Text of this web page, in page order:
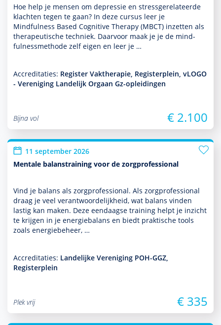
Hoe help je mensen om depres­sie en stressgerelateerde
klachten tegen te gaan? In deze cursus leer je
Mindfulness Based Cognitive Therapy (MBCT) inzetten als
thera­peu­tische techniek. Daarvoor maak je je de mind­
fulnessmethode zelf eigen en leer je …
Accreditaties: Register Vaktherapie, Registerplein, vLOGO
- Vereniging Landelijk Orgaan Gz-opleidingen
Bijna vol € 2.100
11 september 2026
Mentale balanstraining voor de zorgprofessional
Vind je balans als zorgprofessional. Als zorgprofessional
draag je veel verant­woordelijk­heid, wat balans vinden
lastig kan maken. Deze eendaagse training helpt je inzicht
te krijgen in je energiebalans en biedt prak­tische tools
zoals energiebeheer, …
Accreditaties: Landelijke Vereniging POH-GGZ,
Registerplein
Plek vrij € 335